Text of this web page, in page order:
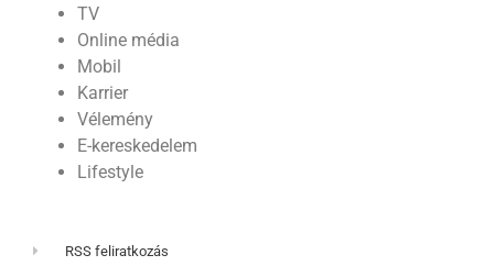
TV
Online média
Mobil
Karrier
Vélemény
E-kereskedelem
Lifestyle
RSS feliratkozás